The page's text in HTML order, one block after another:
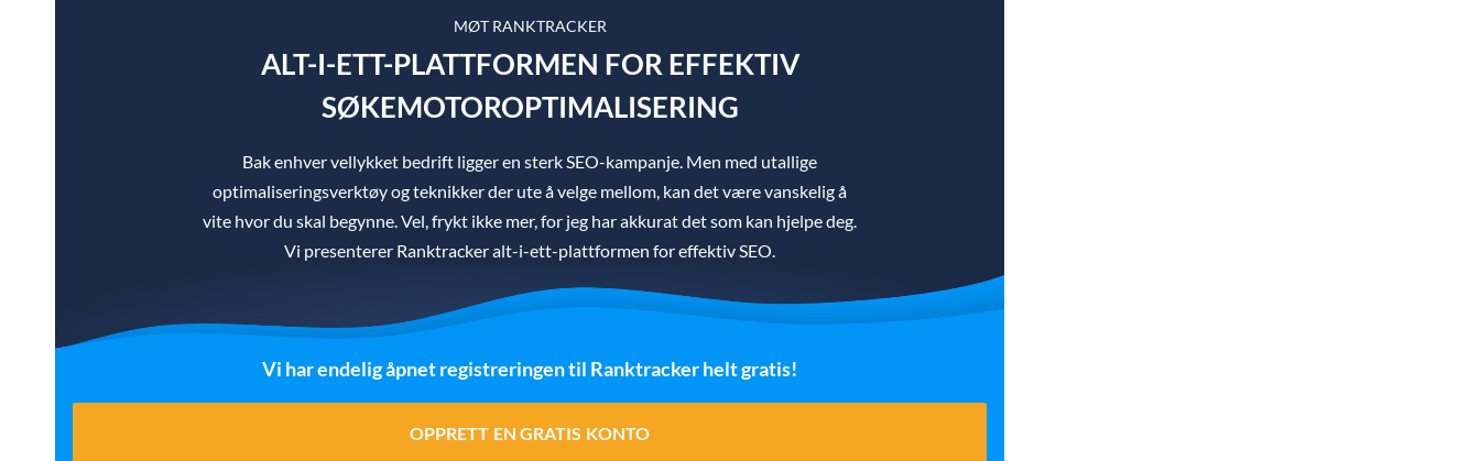
MØT RANKTRACKER
ALT-I-ETT-PLATTFORMEN FOR EFFEKTIV
SØKEMOTOROPTIMALISERING
Bak enhver vellykket bedrift ligger en sterk SEO-kampanje. Men med utallige
optimaliseringsverktøy og teknikker der ute å velge mellom, kan det være vanskelig å
vite hvor du skal begynne. Vel, frykt ikke mer, for jeg har akkurat det som kan hjelpe deg.
Vi presenterer Ranktracker alt-i-ett-plattformen for effektiv SEO.
Vi har endelig åpnet registreringen til Ranktracker helt gratis!
OPPRETT EN GRATIS KONTO